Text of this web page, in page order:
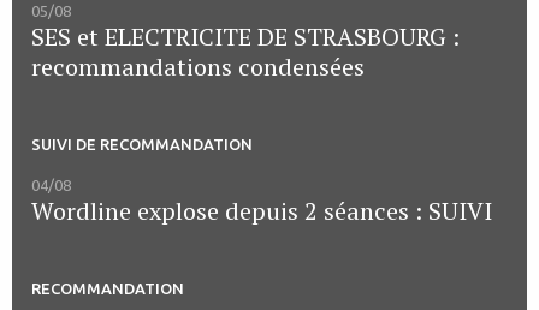
05/08
SES et ELECTRICITE DE STRASBOURG :
recommandations condensées
SUIVI DE RECOMMANDATION
04/08
Wordline explose depuis 2 séances : SUIVI
RECOMMANDATION